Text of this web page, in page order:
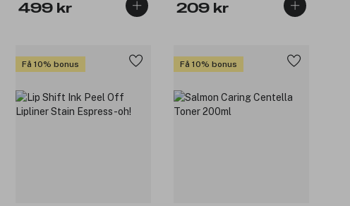
499 kr 209 kr
Få 10% bonus Få 10% bonus